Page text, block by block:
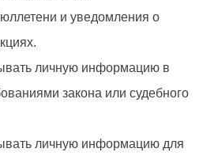
и уведомления о
личную информацию в
закона или судебного
личную информацию для